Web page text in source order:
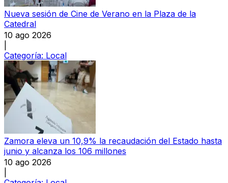
Nueva sesión de Cine de Verano en la Plaza de la
Catedral
10 ago 2026
Categoría: Local
Zamora eleva un 10,9% la recaudación del Estado hasta
junio y alcanza los 106 millones
10 ago 2026